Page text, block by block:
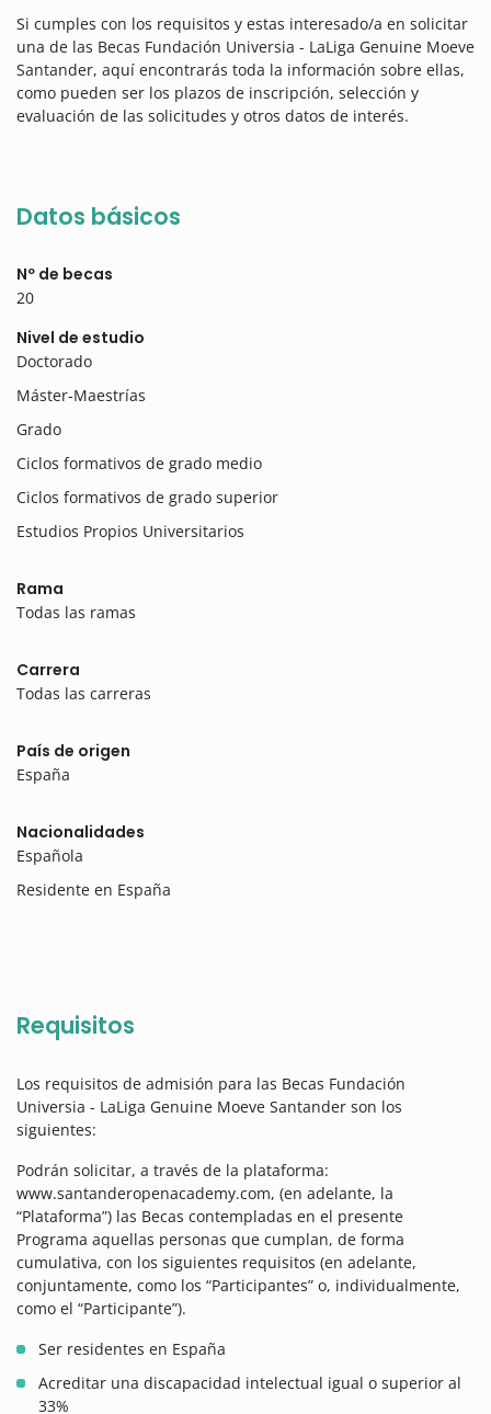
Si cumples con los requisitos y estas interesado/a en solicitar
una de las Becas Fundación Universia - LaLiga Genuine Moeve
Santander, aquí encontrarás toda la información sobre ellas,
como pueden ser los plazos de inscripción, selección y
evaluación de las solicitudes y otros datos de interés.
Datos básicos
Nº de becas
20
Nivel de estudio
Doctorado
Máster-Maestrías
Grado
Ciclos formativos de grado medio
Ciclos formativos de grado superior
Estudios Propios Universitarios
Rama
Todas las ramas
Carrera
Todas las carreras
País de origen
España
Nacionalidades
Española
Residente en España
Requisitos
Los requisitos de admisión para las Becas Fundación
Universia - LaLiga Genuine Moeve Santander son los
siguientes:
Podrán solicitar, a través de la plataforma:
www.santanderopenacademy.com, (en adelante, la
“Plataforma”) las Becas contempladas en el presente
Programa aquellas personas que cumplan, de forma
cumulativa, con los siguientes requisitos (en adelante,
conjuntamente, como los “Participantes” o, individualmente,
como el “Participante”).
Ser residentes en España
Acreditar una discapacidad intelectual igual o superior al
33%